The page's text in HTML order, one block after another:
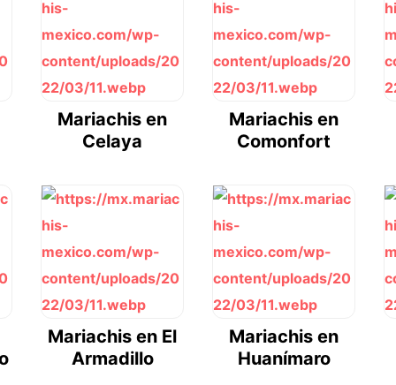
Mariachis en
Celaya
Mariachis en
Comonfort
Mariachis en El
Armadillo
Mariachis en
Huanímaro